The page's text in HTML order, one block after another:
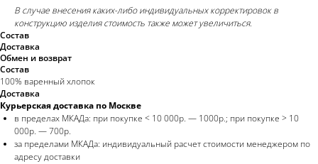
В случае внесения каких-либо индивидуальных корректировок в
конструкцию изделия стоимость также может увеличиться.
Состав
Доставка
Обмен и возврат
Состав
100% варенный хлопок
Доставка
Курьерская доставка по Москве
в пределах МКАДа: при покупке < 10 000р. — 1000р.; при покупке > 10
000р. — 700р.
за пределами МКАДа: индивидуальный расчет стоимости менеджером по
адресу доставки